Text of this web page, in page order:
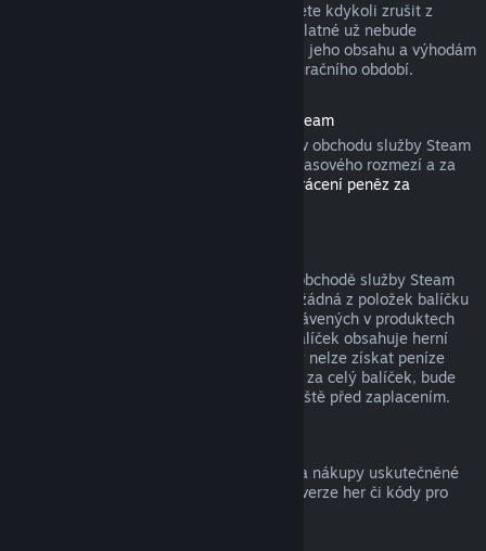
Nezapomeňte, že aktivní předplatné můžete kdykoli zrušit z
. Tím zajistíte, že předplatné už nebude
automaticky obnoveno, nicméně přístup k jeho obsahu a výhodám
Vám zůstane do konce probíhajícího fakturačního období.
Hardware zakoupený v obchodu služby Steam
U hardwaru a příslušenství zakoupeného v obchodu služby Steam
můžete zažádat o vrácení peněz v rámci časového rozmezí a za
Podmínkách vrácení peněz za
Peníze utracené za balíček zakoupený v obchodě služby Steam
lze získat zpět v plné výši, pokud nebyla žádná z položek balíčku
převedena na jiný účet a součet hodin strávených v produktech
balíčku nepřesahuje dvě hodiny. Pokud balíček obsahuje herní
položku nebo stáhnutelný obsah, za který nelze získat peníze
zpět, a tím pádem nelze získat peníze ani za celý balíček, bude
zákazník na tuto skutečnost upozorněn ještě před zaplacením.
Společnost Valve nemůže vracet peníze za nákupy uskutečněné
mimo službu Steam (například krabicové verze her či kódy pro